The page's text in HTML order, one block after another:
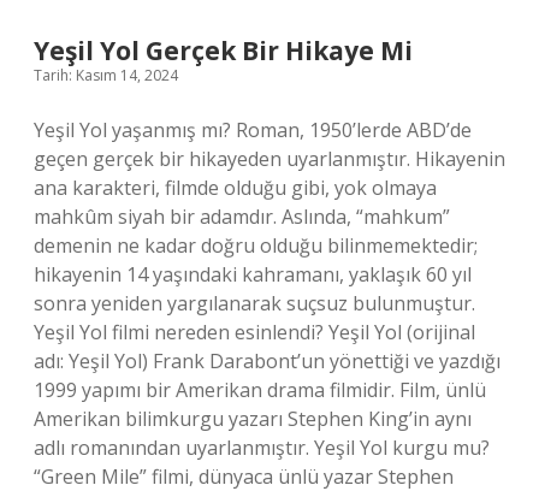
Yeşil Yol Gerçek Bir Hikaye Mi
Tarih: Kasım 14, 2024
Yeşil Yol yaşanmış mı? Roman, 1950’lerde ABD’de
geçen gerçek bir hikayeden uyarlanmıştır. Hikayenin
ana karakteri, filmde olduğu gibi, yok olmaya
mahkûm siyah bir adamdır. Aslında, “mahkum”
demenin ne kadar doğru olduğu bilinmemektedir;
hikayenin 14 yaşındaki kahramanı, yaklaşık 60 yıl
sonra yeniden yargılanarak suçsuz bulunmuştur.
Yeşil Yol filmi nereden esinlendi? Yeşil Yol (orijinal
adı: Yeşil Yol) Frank Darabont’un yönettiği ve yazdığı
1999 yapımı bir Amerikan drama filmidir. Film, ünlü
Amerikan bilimkurgu yazarı Stephen King’in aynı
adlı romanından uyarlanmıştır. Yeşil Yol kurgu mu?
“Green Mile” filmi, dünyaca ünlü yazar Stephen